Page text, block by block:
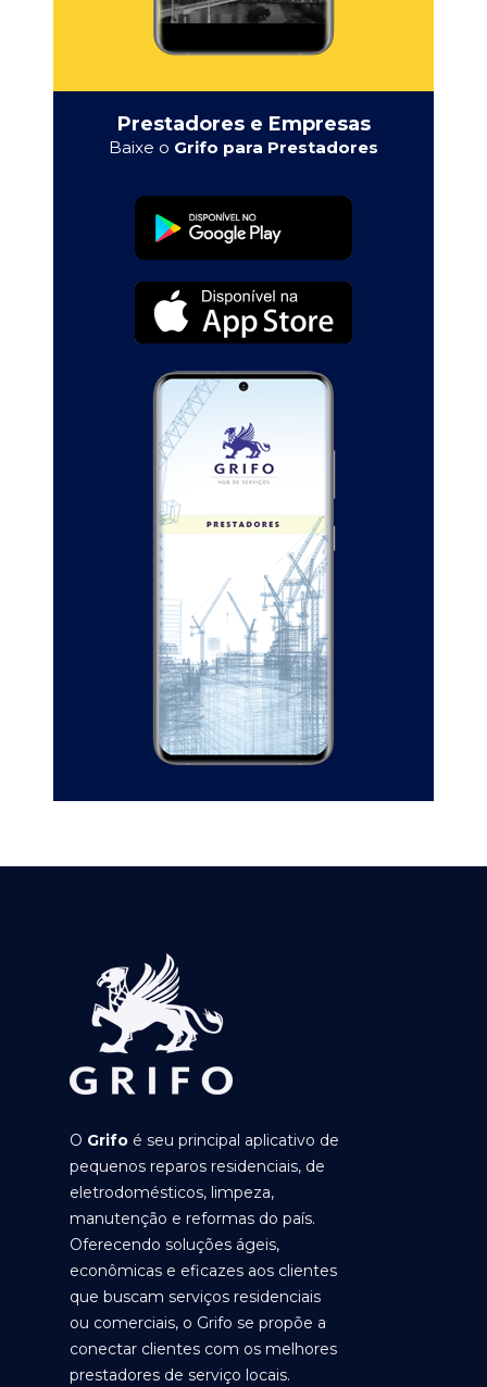
Prestadores e Empresas
Baixe o Grifo para Prestadores
O Grifo é seu principal aplicativo de
pequenos reparos residenciais, de
eletrodomésticos, limpeza,
manutenção e reformas do país.
Oferecendo soluções ágeis,
econômicas e eficazes aos clientes
que buscam serviços residenciais
ou comerciais, o Grifo se propõe a
conectar clientes com os melhores
prestadores de serviço locais.